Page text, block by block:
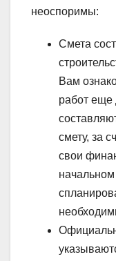
неоспоримы:
Смета
Вам
работ еще
смету, за
свои